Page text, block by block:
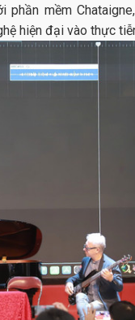
phần mềm
hiện đại vào thực